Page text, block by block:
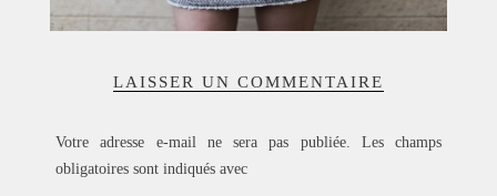
LAISSER UN COMMENTAIRE
Votre adresse e-mail ne sera pas publiée.
Les champs
obligatoires sont indiqués avec